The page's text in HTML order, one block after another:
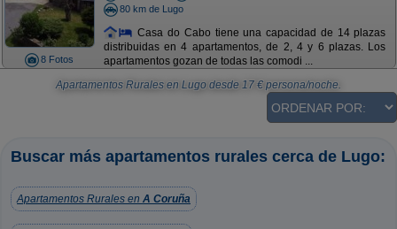
8 Fotos
80 km de Lugo
Casa do Cabo tiene una capacidad de 14 plazas
distribuidas en 4 apartamentos, de 2, 4 y 6 plazas. Los
apartamentos gozan de todas las comodi ...
Apartamentos Rurales en Lugo desde 17 € persona/noche.
Buscar más apartamentos rurales cerca de Lugo:
Apartamentos Rurales en A Coruña